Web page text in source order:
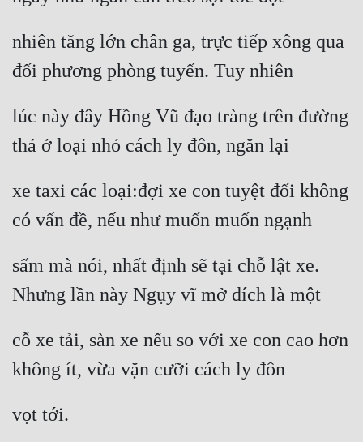
nhiên tăng lớn chân ga, trực tiếp xông qua
đối phương phòng tuyến. Tuy nhiên
lúc này đây Hồng Vũ đạo tràng trên đường
thả ở loại nhỏ cách ly đôn, ngăn lại
xe taxi các loại:đợi xe con tuyệt đối không
có vấn đề, nếu như muốn muốn ngạnh
sấm mà nói, nhất định sẽ tại chỗ lật xe.
Nhưng lần này Ngụy vĩ mở đích là một
cỗ xe tải, sàn xe nếu so với xe con cao hơn
không ít, vừa vặn cưỡi cách ly đôn
vọt tới.